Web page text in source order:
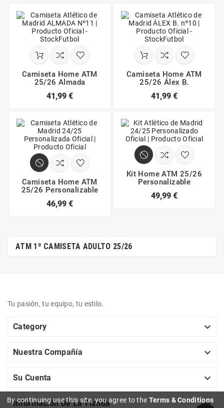
By continuing use this site, you agree to the Terms & Conditions
Camiseta Home ATM
25/26 Almada
41,99 €
Camiseta Home ATM
25/26 Álex B.
41,99 €
Camiseta Home ATM
25/26 Personalizable
46,99 €
Kit Home ATM 25/26
Personalizable
49,99 €
ATM 1º CAMISETA ADULTO 25/26
Tu pasión, tu equipo, tu estilo.
Category 
Nuestra Compañía 
Su Cuenta 
Información De La Tienda 